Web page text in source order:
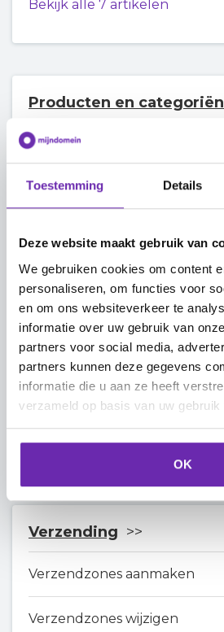
Toestemming Details
Deze website maakt gebruik van
We gebruiken cookies om content
personaliseren, om functies voor
en om ons websiteverkeer te
informatie over uw gebruik van
partners voor social media,
partners kunnen deze gegevens
informatie die u aan ze heeft
verzameld op basis van uw
OK
Bekijk alle 7 artikelen
Producten en categoriën
Producten
Categoriën
Betaalmethoden
Offline (handmatige)
PayPal
Stripe
Verzending
Verzendzones aanmaken
Verzendzones wijzigen